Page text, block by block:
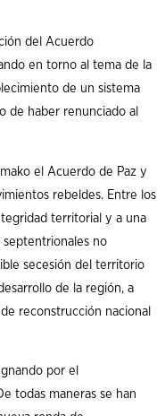
del Acuerdo
en torno al tema de la
de un sistema
de haber renunciado al
el Acuerdo de Paz y
rebeldes. Entre los
territorial y a una
septentrionales no
secesión del territorio
de la región, a
reconstrucción nacional
por el
todas maneras se han